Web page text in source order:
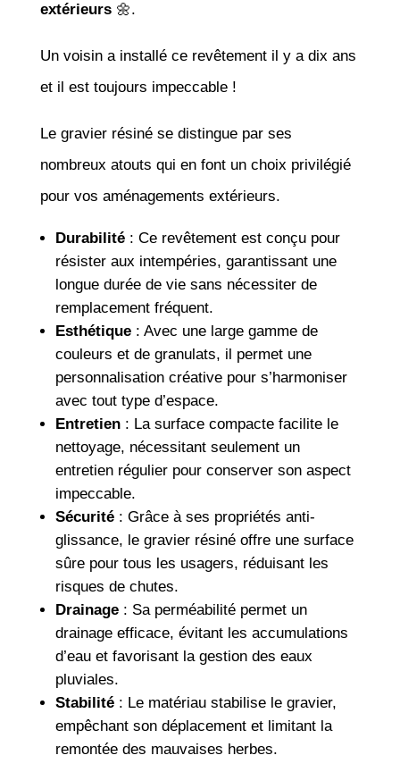
extérieurs🌼.
Un voisin a installé ce revêtement il y a dix ans
et il est toujours impeccable !
Le gravier résiné se distingue par ses
nombreux atouts qui en font un choix privilégié
pour vos aménagements extérieurs.
Durabilité: Ce revêtement est conçu pour
résister aux intempéries, garantissant une
longue durée de vie sans nécessiter de
remplacement fréquent.
Esthétique: Avec une large gamme de
couleurs et de granulats, il permet une
personnalisation créative pour s’harmoniser
avec tout type d’espace.
Entretien: La surface compacte facilite le
nettoyage, nécessitant seulement un
entretien régulier pour conserver son aspect
impeccable.
Sécurité: Grâce à ses propriétés anti-
glissance, le gravier résiné offre une surface
sûre pour tous les usagers, réduisant les
risques de chutes.
Drainage: Sa perméabilité permet un
drainage efficace, évitant les accumulations
d’eau et favorisant la gestion des eaux
pluviales.
Stabilité: Le matériau stabilise le gravier,
empêchant son déplacement et limitant la
remontée des mauvaises herbes.